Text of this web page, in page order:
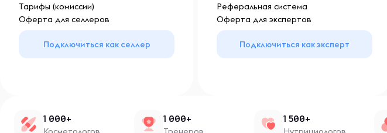
Тарифы (комиссии)
Оферта для селлеров
Подключиться как селлер
Реферальная система
Оферта для экспертов
Подключиться как эксперт
1 000+ 1 000+ 1 500+